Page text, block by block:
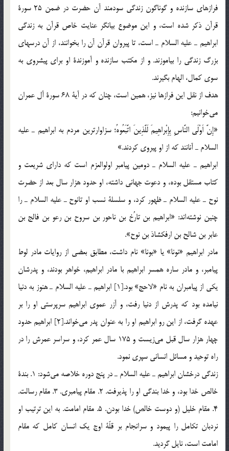
فرازهاي سازنده و گوناگون زندگي سودمند آن حضرت در ضمن 25 سورة
قرآن ذكر شده است، و اين موضوع بيانگر عنايت خاص قرآن به زندگي
ابراهيم ـ عليه السلام ـ است، تا پيروان قرآن آن را بخوانند، از آن درسهاي
بزرگ زندگي را بياموزند. و از مكتب سازنده و آموزندة او براي پيشروي به
سوي كمال، الهام بگيرند.
هدف از نقل اين فرازها نيز، همين است، چنان كه در آية 68 سورة آل عمران
مي‎خوانيم:
«إِنَّ اَوْلَى النَّاسِ بِإِبْراهِيمَ لَلَّذِينَ اتَّبَعُوهُ؛ سزاوارترين مردم به ابراهيم ـ عليه
السلام ـ آنانند كه از او پيروي كردند.»
ابراهيم ـ عليه السلام ـ دومين پيامبر اولوالعزم است كه داراي شريعت و
كتاب مستقل بوده، و دعوت جهاني داشته، او حدود هزار سال بعد از حضرت
نوح ـ عليه السلام ـ ظهور كرد، و سلسلة نسب او تانوح ـ عليه السلام ـ را
چنين نوشته‎اند: «ابراهيم بن تارُخ بن ناحور بن سروح بن رعو بن فالج بن
عابر بن شالح بن ارفكشاذ بن نوح».
مادر ابراهيم «نونا» يا «بونا» نام داشت، ‌مطابق بعضي از روايات مادر لوط
پيامبر، و مادر ساره همسر ابراهيم با مادر ابراهيم، خواهر بودند، و پدرشان
يكي از پيامبران به نام «لاحج» بود.[1] ابراهيم ـ عليه السلام ـ هنوز به دنيا
نيامده بود كه پدرش از دنيا رفت، و آزر عموي ابراهيم سرپرستي او را بر
عهده گرفت، از اين رو ابراهيم او را به عنوان پدر مي‎خواند.[2] ابراهيم حدود
چهار هزار سال قبل مي‎زيست و 175 سال عمر كرد، و سراسر عمرش را در
راه توحيد و مسائل انساني سپري نمود.
زندگي درخشان ابراهيم ـ عليه السلام ـ در پنج دوره خلاصه مي‎شود: 1. بندة
خالص خدا بود، و خدا بندگي او را پذيرفت. 2. مقام پيامبري. 3. مقام رسالت.
4. مقام خليل (و دوست خالص) خدا بودن. 5. مقام امامت. به اين ترتيب او
نردبان تكامل را پيمود و سرانجام بر قلّة اوج يك انسان كامل كه مقام
امامت است، نايل گرديد.